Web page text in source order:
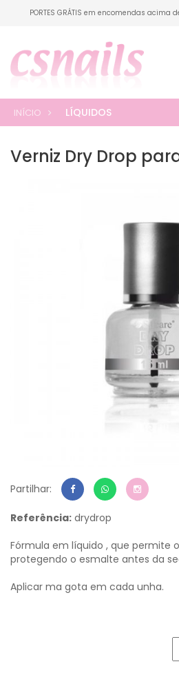
PORTES GRÁTIS em encomendas
INÍCIO LÍQUIDOS
Verniz Dry Drop
Partilhar:
Referência: drydrop
Fórmula em líquido , que permite
protegendo o esmalte antes da
Aplicar ma gota em cada unha.